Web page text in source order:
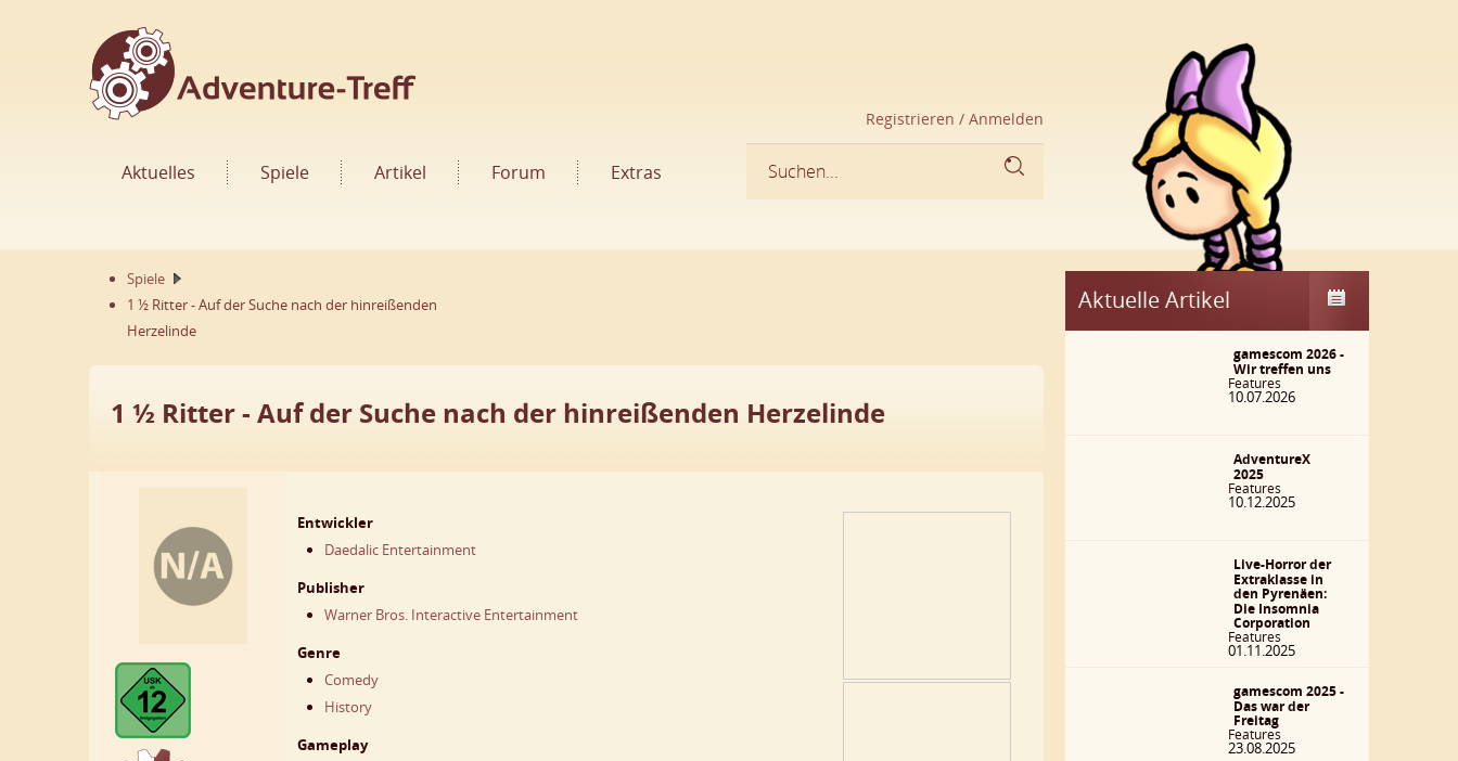
Registrieren / Anmelden
Aktuelles Spiele Artikel Forum Extras
Spiele
1 ½ Ritter - Auf der Suche nach der hinreißenden
Herzelinde
1 ½ Ritter - Auf der Suche nach der hinreißenden Herzelinde
Entwickler
Daedalic Entertainment
Publisher
Warner Bros. Interactive Entertainment
Genre
Comedy
History
Gameplay
Aktuelle Artikel
gamescom 2026 -
Wir treffen uns
Features
10.07.2026
AdventureX
2025
Features
10.12.2025
Live-Horror der
Extraklasse in
den Pyrenäen:
Die Insomnia
Corporation
Features
01.11.2025
gamescom 2025 -
Das war der
Freitag
Features
23.08.2025